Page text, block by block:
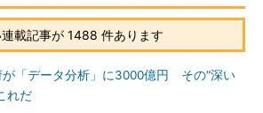
載記事が 1488 件あります
が「データ分析」に3000億円 その“深い
れだ